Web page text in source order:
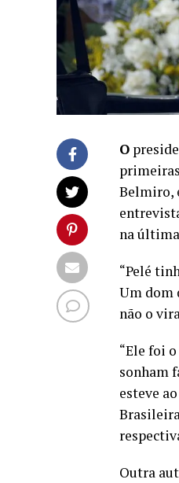
O
Belmiro,
na
“Pelé
Um dom
não o
“Ele foi
sonham
esteve
Outra